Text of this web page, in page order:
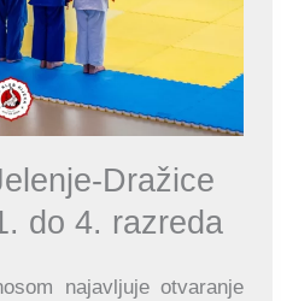
Dražice
do 4. razreda
najavljuje otvaranje